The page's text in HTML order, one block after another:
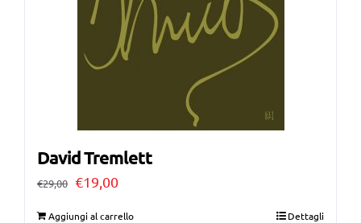
David Tremlett
€29,00 Il
€19,00Il
Aggiungi al carrello Dettagli